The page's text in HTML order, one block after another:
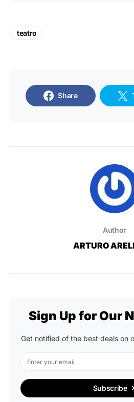
teatro
Share
Author
ARTURO
Sign Up for Our
Get notified of the best deals on
Subscribe